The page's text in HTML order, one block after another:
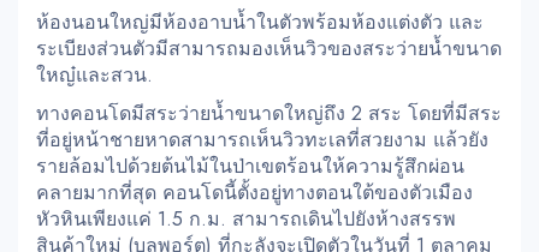
ห้องนอนใหญ่มีห้องอาบน้ำในตัวพร้อมห้องแต่งตัว และ
ระเบียงส่วนตัวมีสามารถมองเห็นวิวของสระว่ายน้ำขนาด
ใหญ๋และสวน.
ทางคอนโดมีสระว่ายน้ำขนาดใหญ่ถึง 2 สระ โดยที่มีสระ
ที่อยู่หน้าชายหาดสามารถเห็นวิวทะเลที่สวยงาม แล้วยัง
รายล้อมไปด้วยต้นไม้ในป่าเขตร้อนให้ความรู้สึกผ่อน
คลายมากที่สุด คอนโดนี้ตั้งอยู่ทางตอนใต้ของตัวเมือง
หัวหินเพียงแค่ 1.5 ก.ม. สามารถเดินไปยังห้างสรรพ
สินค้าใหม่ (บลูพอร์ต) ที่กะลังจะเปิดตัวในวันที่ 1 ตุลาคม